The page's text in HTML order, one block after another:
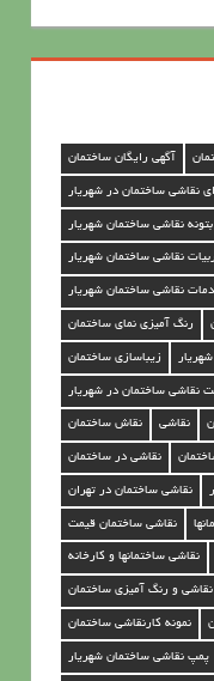
آگهی رایگان ساختمان
نقاشی ساختمان در شهریار
بتونه نقاشی ساختمان شهریار
نقاشی ساختمان شهریار
نقاشی ساختمان شهریار
رنگ آمیزی نمای ساختمان
زیباسازی ساختمان
نقاشی ساختمان در شهریار
نقاش ساختمان نقاشی
نقاشی در ساختمان
نقاشی ساختمان در تهران
نقاشی ساختمان قیمت
نقاشی ساختمانها و کارخانه
نقاشی و رنگ آمیزی ساختمان
نمونه کارنقاشی ساختمان
پمپ نقاشی ساختمان شهریار